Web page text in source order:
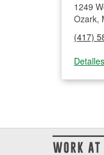
1249
Ozark,
(417)
Detalles